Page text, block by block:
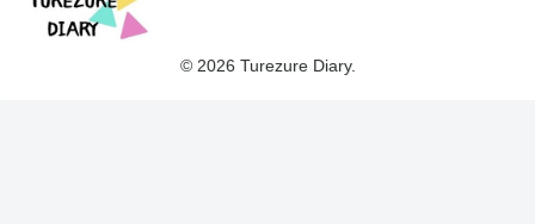
© 2026 Turezure Diary.